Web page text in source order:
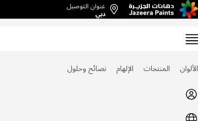
Skip
to
Content
عنوان التوصيل
دبي
الألوان المنتجات الإلهام نصائح وحلول